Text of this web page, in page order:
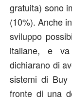
gratuita) sono
(10%). Anche
sviluppo
italiane, e
dichiarano di
sistemi di Buy
fronte di una